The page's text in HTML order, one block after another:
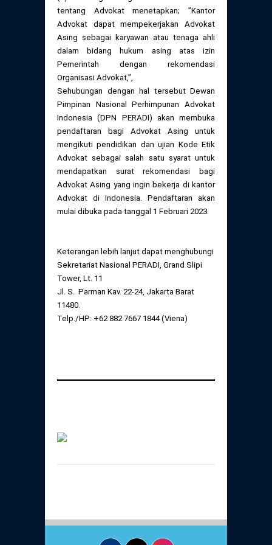
Perubahan Peraturan Perpindahan Domisili
Anggota
Daftar Perkara Dewan Kehormatan Pusat
Daftar Perkara Dewan Kehormatan Daerah
tentang Advokat menetapkan; ”Kantor
Advokat dapat mempekerjakan Advokat
Asing sebagai karyawan atau tenaga ahli
dalam bidang hukum asing atas izin
Pemerintah dengan rekomendasi
Organisasi Advokat,”,
Sehubungan dengan hal tersebut Dewan
Pimpinan Nasional Perhimpunan Advokat
Indonesia (DPN PERADI) akan membuka
pendaftaran bagi Advokat Asing untuk
mengikuti pendidikan dan ujian Kode Etik
Advokat sebagai salah satu syarat untuk
mendapatkan surat rekomendasi bagi
Advokat Asing yang ingin bekerja di kantor
Advokat di Indonesia. Pendaftaran akan
mulai dibuka pada tanggal 1 Februari 2023.
Keterangan lebih lanjut dapat menghubungi
Sekretariat Nasional PERADI, Grand Slipi
Tower, Lt. 11
Jl. S. Parman Kav. 22-24, Jakarta Barat
11480.
Telp./HP: +62 882 7667 1844 (Viena)